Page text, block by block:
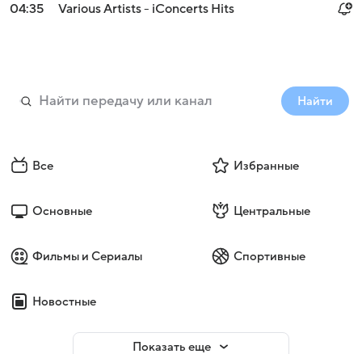
04:35
Various Artists - iConcerts Hits
Найти
Все Избранные
Основные Центральные
Фильмы и Сериалы Спортивные
Новостные
Показать еще